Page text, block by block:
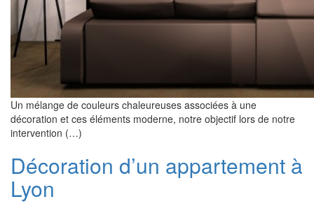
Un mélange de couleurs chaleureuses associées à une
décoration et ces éléments moderne, notre objectif lors de notre
intervention (…)
Décoration d’un appartement à
Lyon